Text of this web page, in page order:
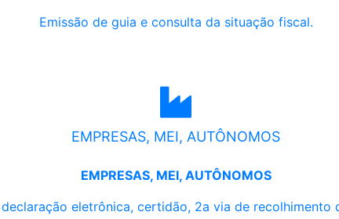
Emissão de guia e consulta da situação fiscal.
EMPRESAS, MEI, AUTÔNOMOS
EMPRESAS, MEI, AUTÔNOMOS
eletrônica, certidão, 2a via de recolhimento